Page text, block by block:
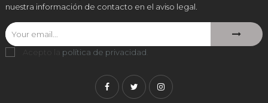
nuestra información de contacto en el aviso legal.
Acepto la política de privacidad
FacebookTwitterInstagram